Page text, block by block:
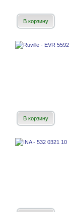
В корзину
В корзину